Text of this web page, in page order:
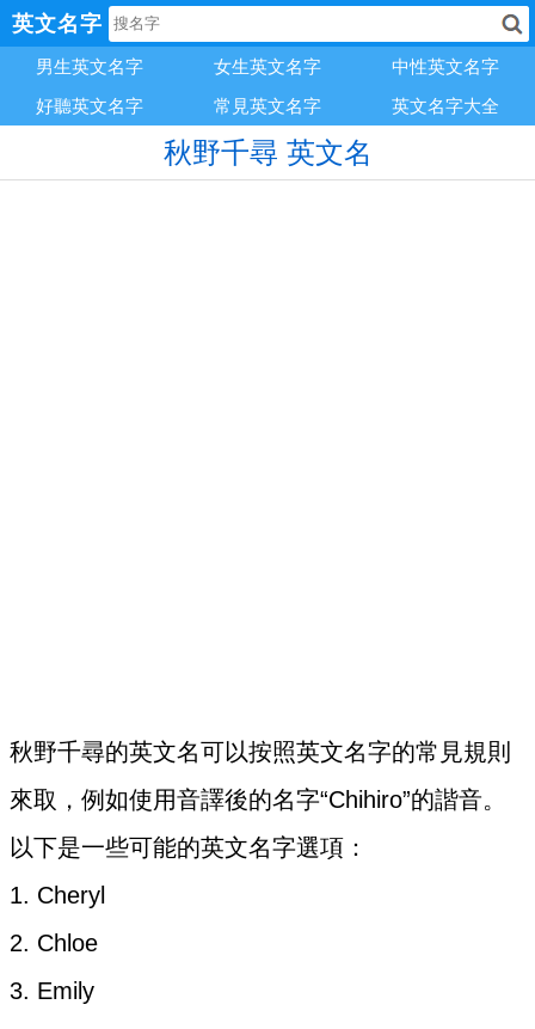
英文名字
男生英文名字 女生英文名字
中性英文名字
好聽英文名字
常見英文名字 英文名字大全
秋野千尋 英文名
秋野千尋的英文名可以按照英文名字的常見規則
來取，例如使用音譯後的名字“Chihiro”的諧音。
以下是一些可能的英文名字選項：
1. Cheryl
2. Chloe
3. Emily